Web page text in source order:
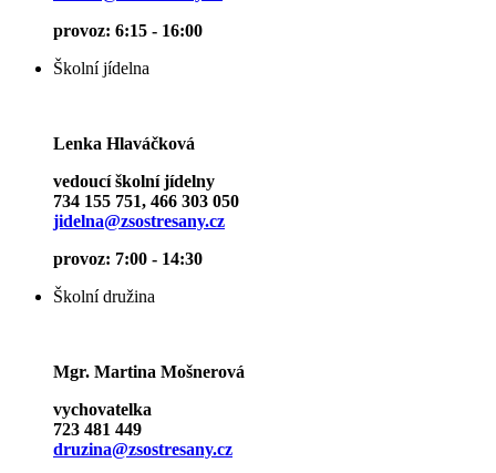
provoz: 6:15 - 16:00
Školní jídelna
Lenka Hlaváčková
vedoucí školní jídelny
734 155 751, 466 303 050
jidelna@zsostresany.cz
provoz: 7:00 - 14:30
Školní družina
Mgr. Martina Mošnerová
vychovatelka
723 481 449
druzina@zsostresany.cz